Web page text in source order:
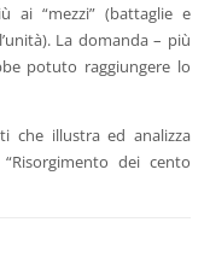
ai “mezzi” (battaglie e
La domanda – più
potuto raggiungere lo
che illustra ed analizza
dei cento